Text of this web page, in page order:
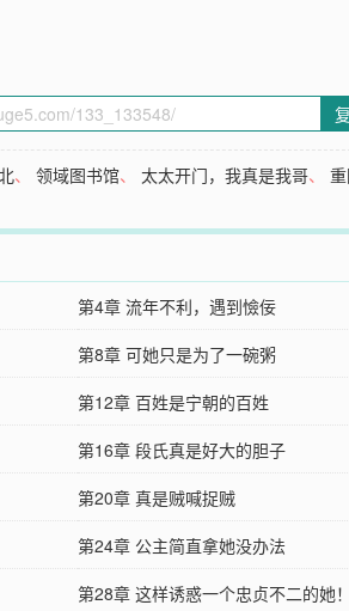
、领域图书馆、太太开门，我真是我哥、重
第4章 流年不利，遇到憸佞
第8章 可她只是为了一碗粥
第12章 百姓是宁朝的百姓
第16章 段氏真是好大的胆子
第20章 真是贼喊捉贼
第24章 公主简直拿她没办法
第28章 这样诱惑一个忠贞不二的她！